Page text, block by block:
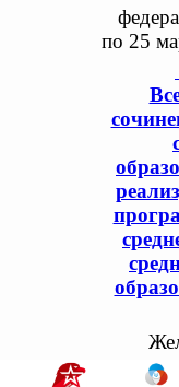
по 25